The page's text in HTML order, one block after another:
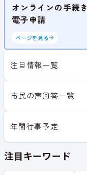
オンラインの手続き
電子申請
ページを見る
注目情報一覧
市民の声回答一覧
年間行事予定
注目キーワード